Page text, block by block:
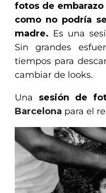
fotos de
como no podría
madre. Es una
Sin grandes
tiempos para
cambiar de looks.
Una sesión de
Barcelona para el